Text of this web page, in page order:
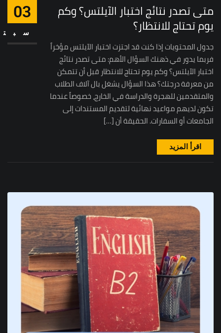
متى تصدر نتائج اختبار الآيلتس؟ وكم
يوم تحتاج للانتظار؟
جدول المحتويات إذا كنت قد اجتزت اختبار الآيلتس مؤخراً
فربما يدور في ذهنك السؤال الأهم: متى تصدر نتائج
اختبار الآيلتس؟ وكم يوم تحتاج للانتظار قبل أن تتمكن
من معرفة درجتك؟ هذا السؤال يشغل بال آلاف الطلاب
والمتقدمين للهجرة والدراسة في الخارج، خصوصاً عندما
تكون لديهم مواعيد نهائية لتقديم المستندات إلى
الجامعات أو السفارات. الحقيقة أن […]
03
اقرأ المزيد